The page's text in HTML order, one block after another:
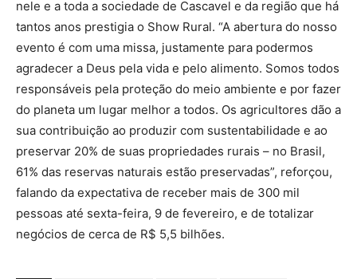
nele e a toda a sociedade de Cascavel e da região que há
tantos anos prestigia o Show Rural. “A abertura do nosso
evento é com uma missa, justamente para podermos
agradecer a Deus pela vida e pelo alimento. Somos todos
responsáveis pela proteção do meio ambiente e por fazer
do planeta um lugar melhor a todos. Os agricultores dão a
sua contribuição ao produzir com sustentabilidade e ao
preservar 20% de suas propriedades rurais – no Brasil,
61% das reservas naturais estão preservadas”, reforçou,
falando da expectativa de receber mais de 300 mil
pessoas até sexta-feira, 9 de fevereiro, e de totalizar
negócios de cerca de R$ 5,5 bilhões.